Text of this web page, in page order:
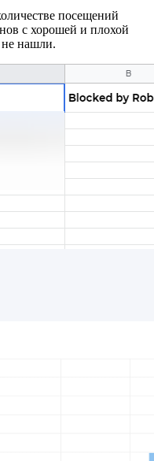
посещений
с хорошей и плохой
не нашли.